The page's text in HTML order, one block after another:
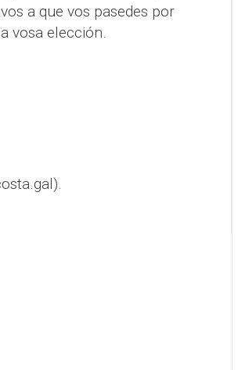
a que vos pasedes por
vosa elección.